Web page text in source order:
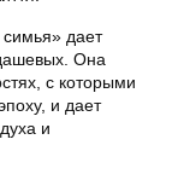
дает
Она
с которыми
и дает
и